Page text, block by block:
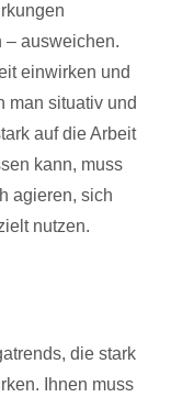
– ausweichen.
einwirken und
man situativ und
auf die Arbeit
kann, muss
agieren, sich
nutzen.
die stark
Ihnen muss